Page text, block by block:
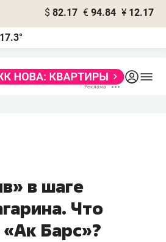
$ 82.17 € 94.84 ¥ 12.17
17.3°
в шаге
Что
Барс»?